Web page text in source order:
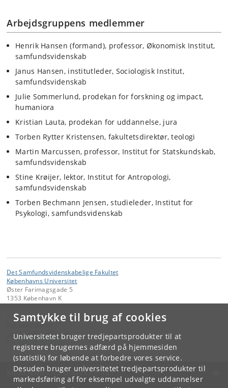
Samtykke til brug af cookies
Universitetet bruger tredjepartsprodukter til at
registrere brugernes adfærd på hjemmesiden
(statistik) for løbende at forbedre vores service.
Desuden bruger universitetet tredjepartsprodukter til
markedsføring af for eksempel udvalgte uddannelser
Arbejdsgruppens medlemmer
Henrik Hansen (formand), professor, Økonomisk Institut,
samfundsvidenskab
Janus Hansen, institutleder, Sociologisk Institut,
samfundsvidenskab
Julie Sommerlund, prodekan for forskning og impact,
humaniora
Kristian Lauta, prodekan for uddannelse, jura
Torben Rytter Kristensen, fakultetsdirektør, teologi
Martin Marcussen, professor, Institut for Statskundskab,
samfundsvidenskab
Stine Krøijer, lektor, Institut for Antropologi,
samfundsvidenskab
Torben Bechmann Jensen, studieleder, Institut for
Psykologi, samfundsvidenskab
Det Samfundsvidenskabelige Fakultet
Københavns Universitet
Øster Farimagsgade 5
1353 København K
Kontakt:
Fakultetsstaben
samf-fak @samf.ku.dk
KØBENHAVNS UNIVERSITET